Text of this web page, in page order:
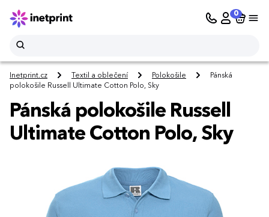
0
Inetprint.cz Textil a oblečení Polokošile
Pánská
polokošile Russell Ultimate Cotton Polo, Sky
Pánská polokošile Russell
Ultimate Cotton Polo, Sky